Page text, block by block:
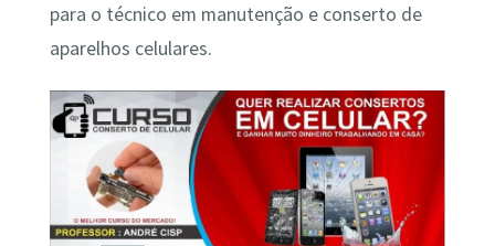
para o técnico em manutenção e conserto de
aparelhos celulares.